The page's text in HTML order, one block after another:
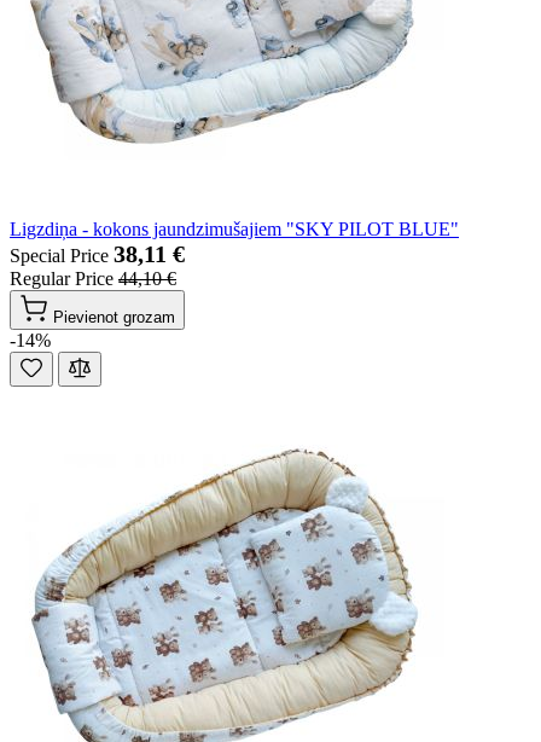
Ligzdiņa - kokons jaundzimušajiem "SKY PILOT BLUE"
Special Price 38,11 €
Regular Price 44,10 €
Pievienot grozam
-14%